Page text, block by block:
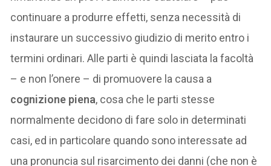
continuare a produrre effetti, senza necessità di
instaurare un successivo giudizio di merito entro i
termini ordinari. Alle parti è quindi lasciata la facoltà
– e non l’onere – di promuovere la causa a
cognizione piena, cosa che le parti stesse
normalmente decidono di fare solo in determinati
casi, ed in particolare quando sono interessate ad
una pronuncia sul risarcimento dei danni (che non è